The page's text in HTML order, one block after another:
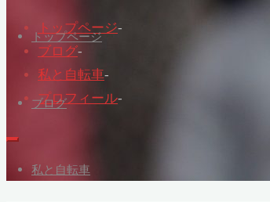
トップページ
ブログ
私と自転車
トップページ-
ブログ-
私と自転車-
プロフィール-